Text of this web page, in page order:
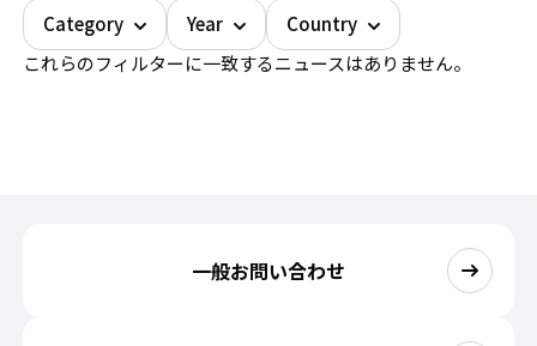
Category
Year
Country
これらのフィルターに一致するニュースはありません。
一般お問い合わせ